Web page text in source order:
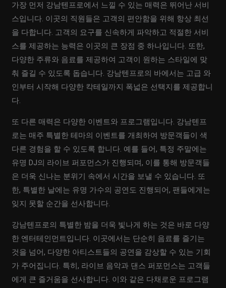
가장 먼저 강남텐프로에서 느낄 수 있는 매력은 뛰어난 서비
스입니다. 이곳의 직원들은 고객의 편안함을 위해 항상 최선
을 다합니다. 고객의 요구를 신속하게 파악하고 적절한 서비
스를 제공하는 능력은 이곳의 큰 장점 중 하나입니다. 또한,
다양한 주류와 음료를 제공하여 고객이 원하는 스타일에 맞
춰 즐길 수 있도록 돕습니다. 강남텐프로의 바에서는 고급 와
인부터 시작해 다양한 칵테일까지 폭넓은 선택지를 제공합니
다.
또 다른 매력은 다양한 이벤트와 프로그램입니다. 강남텐프
로는 매주 특별한 테마의 이벤트를 개최하여 방문객들이 색
다른 경험을 할 수 있도록 합니다. 예를 들어, 특정 주말에는
유명 DJ의 라이브 퍼포먼스가 진행되며, 이를 통해 방문객들
은 더욱 신나는 분위기 속에서 시간을 보낼 수 있습니다. 또
한, 특별한 날에는 유명 가수의 공연도 진행되어, 팬들에게는
잊지 못할 순간을 선사합니다.
강남텐프로의 특별한 밤을 더욱 빛나게 하는 것은 바로 다양
한 엔터테인먼트입니다. 이곳에서는 단순히 음료를 즐기는
것을 넘어, 다양한 아티스트들의 공연을 감상할 수 있는 기회
가 주어집니다. 특히, 라이브 음악과 댄스 퍼포먼스는 고객들
에게 큰 즐거움을 선사합니다. 이와 같은 다채로운 프로그램